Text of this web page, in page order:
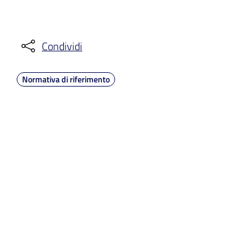
Condividi
Normativa di riferimento